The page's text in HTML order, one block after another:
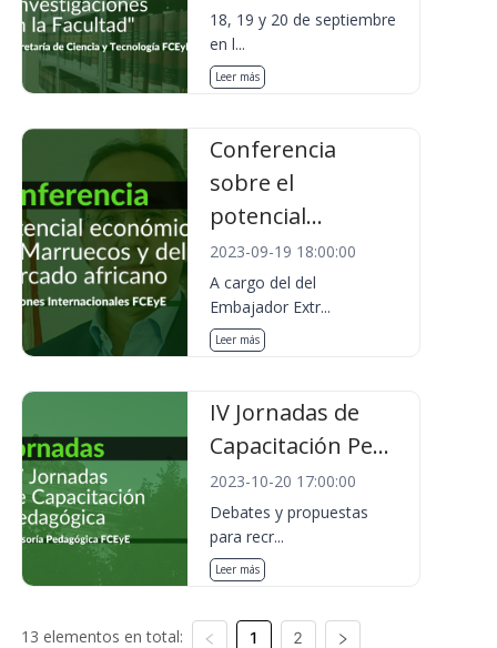
18, 19 y 20 de septiembre
en l...
Leer más
Conferencia
sobre el
potencial...
2023-09-19 18:00:00
A cargo del del
Embajador Extr...
Leer más
IV Jornadas de
Capacitación Pe...
2023-10-20 17:00:00
Debates y propuestas
para recr...
Leer más
13 elementos en total: 1 2